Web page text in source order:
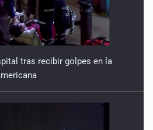
tras recibir golpes en la